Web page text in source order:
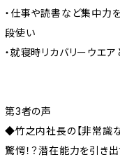
・仕事や読書など集中力
段使い
・就寝時リカバリーウエア
第3者の声
◆竹之内社長の【非常識
驚愕！？潜在能力を引き